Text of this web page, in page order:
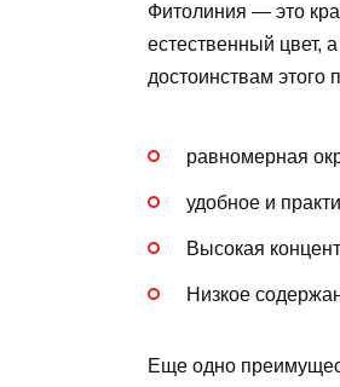
Фитолиния — это
естественный цвет,
достоинствам этого
равномерная
удобное и
Высокая
Низкое
Еще одно